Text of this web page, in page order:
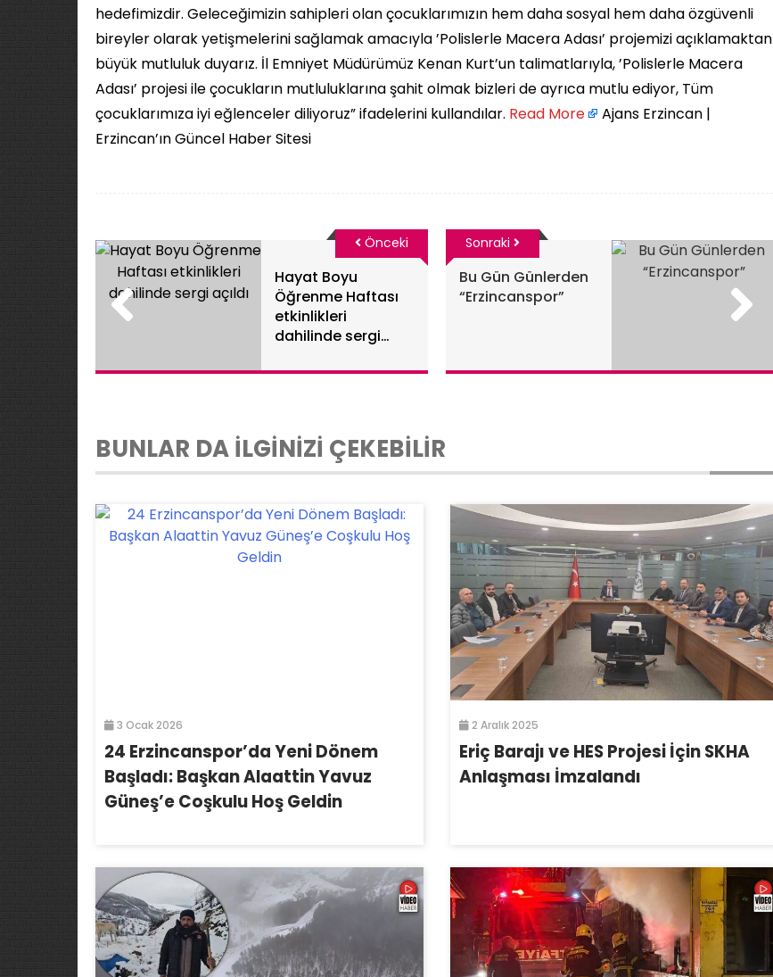
hedefimizdir. Geleceğimizin sahipleri olan çocuklarımızın hem daha sosyal hem daha özgüvenli
bireyler olarak yetişmelerini sağlamak amacıyla ’Polislerle Macera Adası’ projemizi açıklamaktan
büyük mutluluk duyarız. İl Emniyet Müdürümüz Kenan Kurt’un talimatlarıyla, ’Polislerle Macera
Adası’ projesi ile çocukların mutluluklarına şahit olmak bizleri de ayrıca mutlu ediyor, Tüm
çocuklarımıza iyi eğlenceler diliyoruz” ifadelerini kullandılar. ​ Read More
Ajans Erzincan |
Erzincan’ın Güncel Haber Sitesi
Hayat Boyu
Öğrenme Haftası
etkinlikleri
dahilinde sergi
Önceki
Bu Gün Günlerden
“Erzincanspor”
Sonraki
BUNLAR DA İLGİNİZİ ÇEKEBİLİR
3 Ocak 2026
24 Erzincanspor’da Yeni Dönem
Başladı: Başkan Alaattin Yavuz
Güneş’e Coşkulu Hoş Geldin
2 Aralık 2025
Eriç Barajı ve HES Projesi İçin SKHA
Anlaşması İmzalandı